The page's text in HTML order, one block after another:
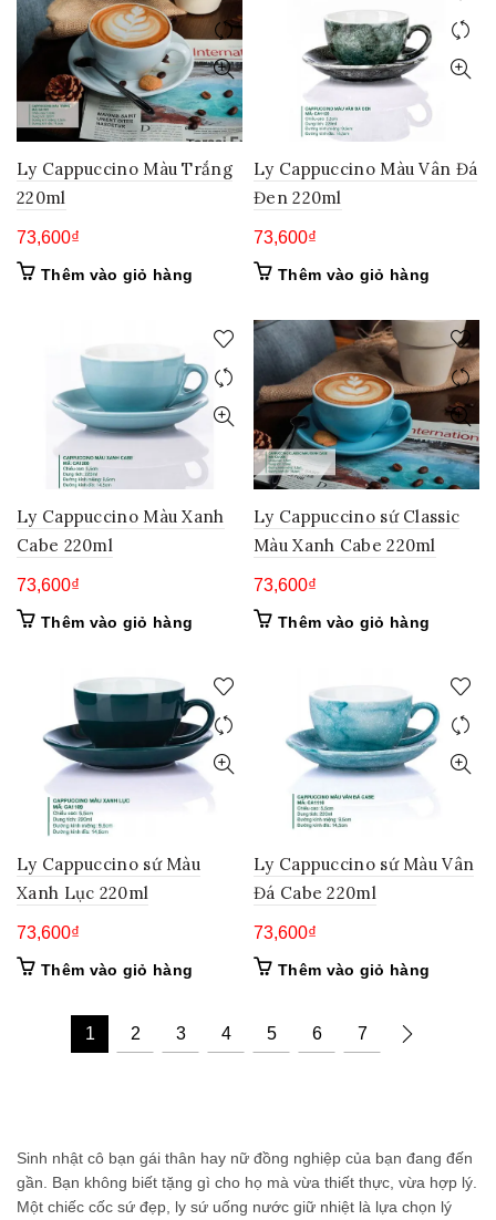
Ly Cappuccino Màu Trắng
220ml
73,600₫
Thêm vào giỏ hàng
Ly Cappuccino Màu Vân Đá
Đen 220ml
73,600₫
Thêm vào giỏ hàng
Ly Cappuccino Màu Xanh
Cabe 220ml
73,600₫
Thêm vào giỏ hàng
Ly Cappuccino sứ Classic
Màu Xanh Cabe 220ml
73,600₫
Thêm vào giỏ hàng
Ly Cappuccino sứ Màu
Xanh Lục 220ml
73,600₫
Thêm vào giỏ hàng
Ly Cappuccino sứ Màu Vân
Đá Cabe 220ml
73,600₫
Thêm vào giỏ hàng
1 2 3 4 5 6 7
Sinh nhật cô bạn gái thân hay nữ đồng nghiệp của bạn đang đến
gần. Bạn không biết tặng gì cho họ mà vừa thiết thực, vừa hợp lý.
Một chiếc cốc sứ đẹp, ly sứ uống nước giữ nhiệt là lựa chọn lý